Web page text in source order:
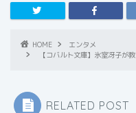
HOME
エンタメ
【コバルト文庫】氷室冴子が
RELATED POST